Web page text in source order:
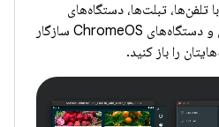
تبلت‌ها، دستگاه‌های
تاشو، Wear OS، تلویزیون و دستگاه‌های ChromeOS سازگار
را باز کنید.